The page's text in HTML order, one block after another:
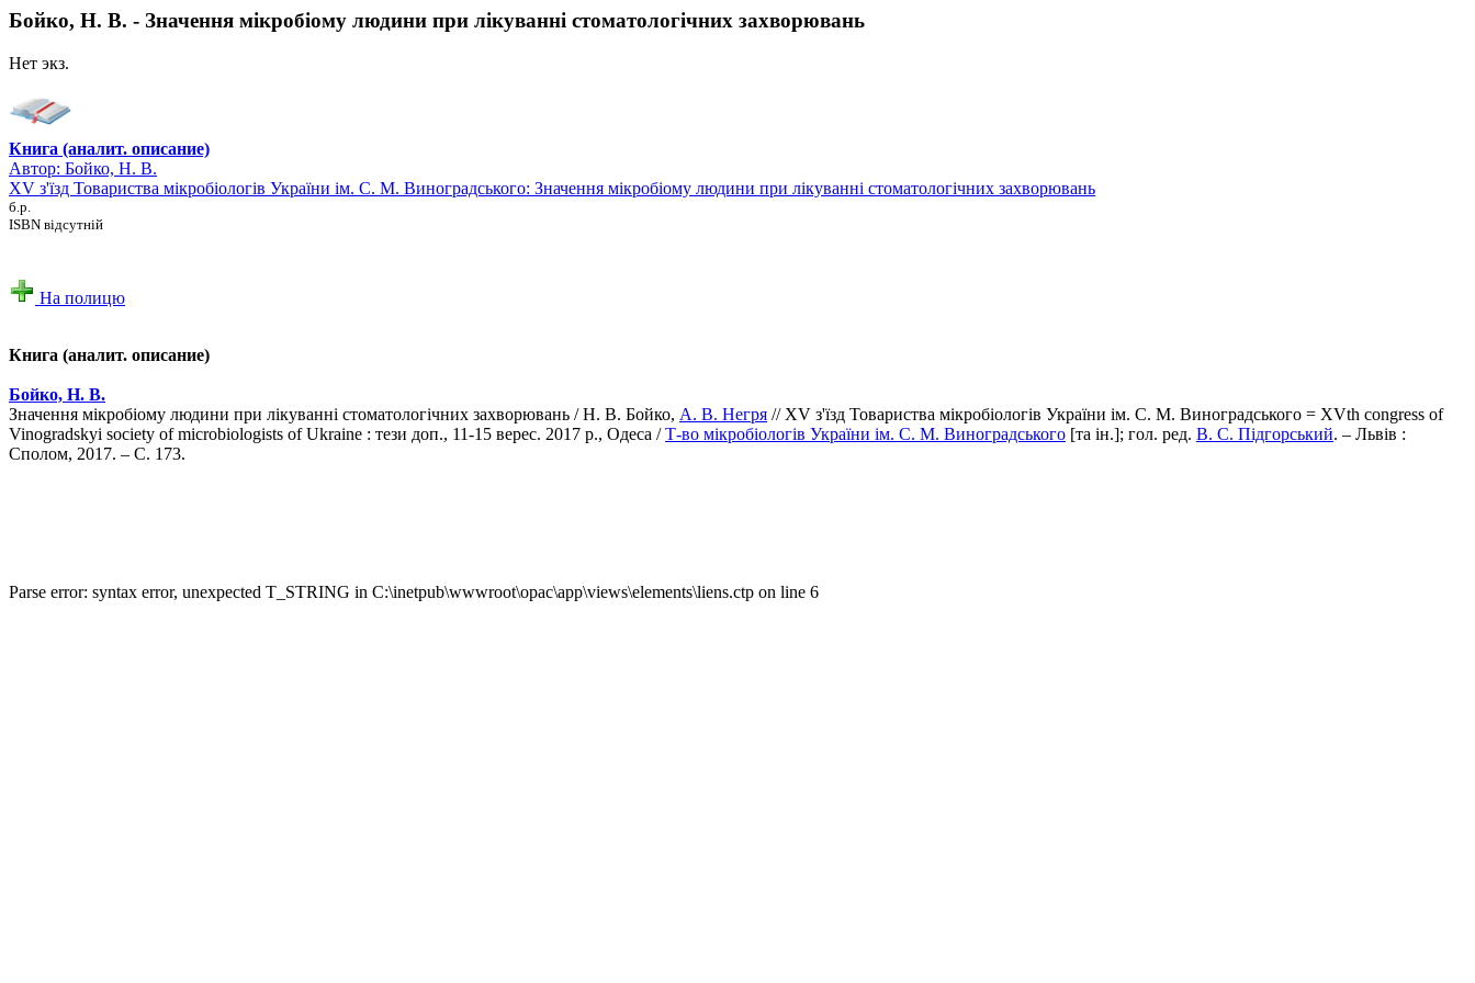
Бойко, Н. В. - Значення мікробіому людини при лікуванні стоматологічних захворювань
Нет экз.
Книга (аналит. описание)
Автор: Бойко, Н. В.
XV з'їзд Товариства мікробіологів України iм. С. М. Виноградського: Значення мікробіому людини при лікуванні стоматологічних захворювань
б.р.
ISBN відсутній
На полицю
Книга (аналит. описание)
Бойко, Н. В.
Значення мікробіому людини при лікуванні стоматологічних захворювань / Н. В. Бойко, А. В. Негря // XV з'їзд Товариства мікробіологів України iм. С. М. Виноградського = ХVth congress of
Vinogradskyi society of microbiologists of Ukraine : тези доп., 11-15 верес. 2017 р., Одеса /Т-во мікробіологів України ім. С. М. Виноградського [та ін.]; гол. ред. В. С. Підгорський. – Львів :
Сполом, 2017. – С. 173.
Parse error: syntax error, unexpected T_STRING in C:\inetpub\wwwroot\opac\app\views\elements\liens.ctp on line 6